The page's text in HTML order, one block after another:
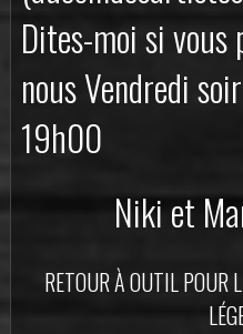
Dites-moi si vous
nous Vendredi
19h00
Niki et
RETOUR À OUTIL POUR